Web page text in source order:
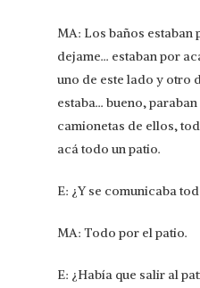
MA: Los baños estaban
dejame… estaban por
uno de este lado y otro
estaba… bueno,
camionetas de ellos,
acá todo un patio.
E: ¿Y se comunicaba
MA: Todo por el patio.
E: ¿Había que salir al